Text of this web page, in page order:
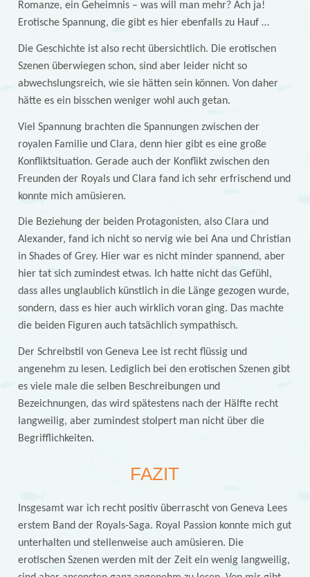
Romanze, ein Geheimnis – was will man mehr? Ach ja!
Erotische Spannung, die gibt es hier ebenfalls zu Hauf …
Die Geschichte ist also recht übersichtlich. Die erotischen
Szenen überwiegen schon, sind aber leider nicht so
abwechslungsreich, wie sie hätten sein können. Von daher
hätte es ein bisschen weniger wohl auch getan.
Viel Spannung brachten die Spannungen zwischen der
royalen Familie und Clara, denn hier gibt es eine große
Konfliktsituation. Gerade auch der Konflikt zwischen den
Freunden der Royals und Clara fand ich sehr erfrischend und
konnte mich amüsieren.
Die Beziehung der beiden Protagonisten, also Clara und
Alexander, fand ich nicht so nervig wie bei Ana und Christian
in Shades of Grey. Hier war es nicht minder spannend, aber
hier tat sich zumindest etwas. Ich hatte nicht das Gefühl,
dass alles unglaublich künstlich in die Länge gezogen wurde,
sondern, dass es hier auch wirklich voran ging. Das machte
die beiden Figuren auch tatsächlich sympathisch.
Der Schreibstil von Geneva Lee ist recht flüssig und
angenehm zu lesen. Lediglich bei den erotischen Szenen gibt
es viele male die selben Beschreibungen und
Bezeichnungen, das wird spätestens nach der Hälfte recht
langweilig, aber zumindest stolpert man nicht über die
Begrifflichkeiten.
FAZIT
Insgesamt war ich recht positiv überrascht von Geneva Lees
erstem Band der Royals-Saga. Royal Passion konnte mich gut
unterhalten und stellenweise auch amüsieren. Die
erotischen Szenen werden mit der Zeit ein wenig langweilig,